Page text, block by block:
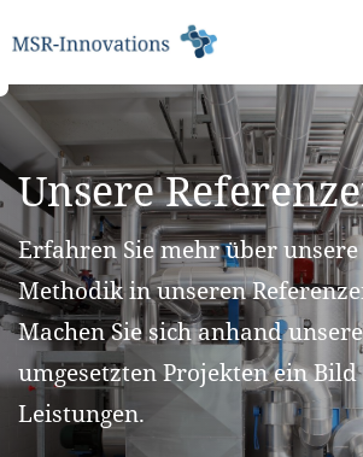
Unsere
Erfahren Sie mehr über
Methodik in unseren
Machen Sie sich anhand
umgesetzten Projekten ein
Leistungen.